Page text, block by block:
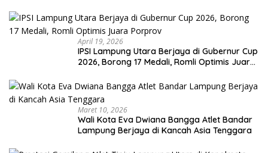
April 19, 2026
IPSI Lampung Utara Berjaya di Gubernur Cup
2026, Borong 17 Medali, Romli Optimis Juara
Maret 10, 2026
Wali Kota Eva Dwiana Bangga Atlet Bandar
Lampung Berjaya di Kancah Asia Tenggara